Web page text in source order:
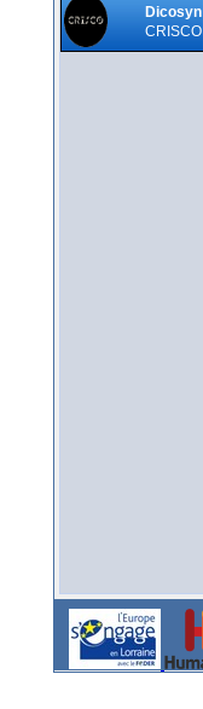
Dicosyn
CRISCO